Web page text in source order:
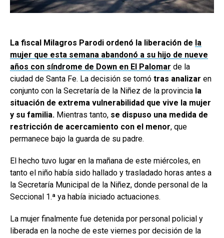
La fiscal Milagros Parodi ordenó la liberación de la
mujer que esta semana abandonó a su hijo de nueve
años con síndrome de Down en El Palomar de la
ciudad de Santa Fe. La decisión se tomó tras analizar en
conjunto con la Secretaría de la Niñez de la provincia la
situación de extrema vulnerabilidad que vive la mujer
y su familia. Mientras tanto, se dispuso una medida de
restricción de acercamiento con el menor, que
permanece bajo la guarda de su padre.
El hecho tuvo lugar en la mañana de este miércoles, en
tanto el niño había sido hallado y trasladado horas antes a
la Secretaría Municipal de la Niñez, donde personal de la
Seccional 1.ª ya había iniciado actuaciones.
La mujer finalmente fue detenida por personal policial y
liberada en la noche de este viernes por decisión de la